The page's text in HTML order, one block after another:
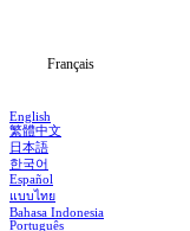
Français
English
繁體中文
日本語
한국어
Español
แบบไทย
Bahasa Indonesia
Português